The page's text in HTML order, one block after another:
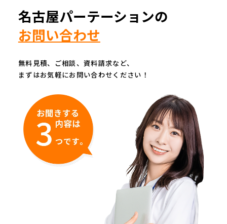
名古屋パーテーションの
お問い合わせ
無料見積、ご相談、資料請求など、
まずはお気軽にお問い合わせください！